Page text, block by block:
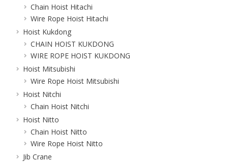
Chain Hoist Hitachi
Wire Rope Hoist Hitachi
Hoist Kukdong
CHAIN HOIST KUKDONG
WIRE ROPE HOIST KUKDONG
Hoist Mitsubishi
Wire Rope Hoist Mitsubishi
Hoist Nitchi
Chain Hoist Nitchi
Hoist Nitto
Chain Hoist Nitto
Wire Rope Hoist Nitto
Jib Crane